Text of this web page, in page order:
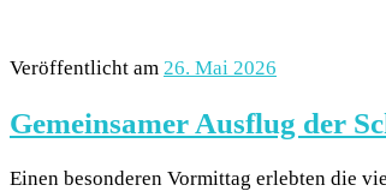
Veröffentlicht am 26. Mai 2026
Gemeinsamer Ausflug der
Einen besonderen Vormittag erlebten die